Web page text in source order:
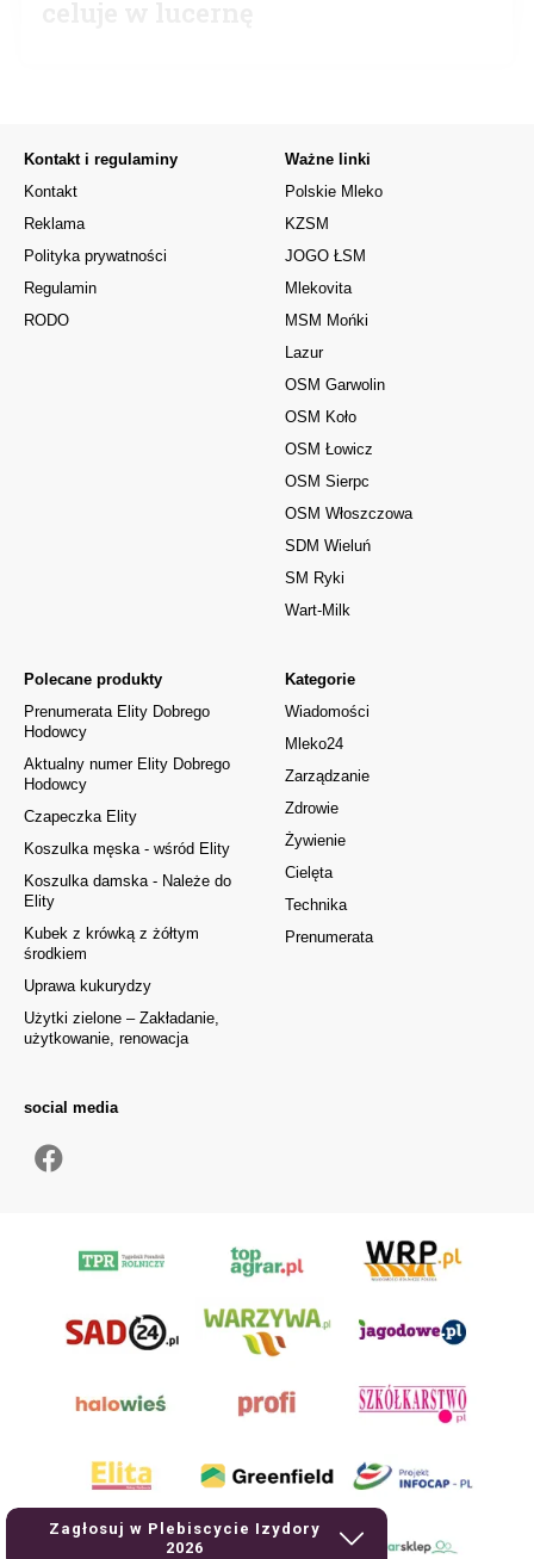
Zagłosuj w Plebiscycie Izydory
2026
Kontakt i regulaminy
Kontakt
Reklama
Polityka prywatności
Regulamin
RODO
Kategorie
Wiadomości
Mleko24
Zarządzanie
Zdrowie
Żywienie
Cielęta
Technika
Prenumerata
Polecane produkty
Prenumerata Elity Dobrego
Hodowcy
Aktualny numer Elity Dobrego
Hodowcy
Czapeczka Elity
Koszulka męska - wśród Elity
Koszulka damska - Należe do
Elity
Kubek z krówką z żółtym
środkiem
Uprawa kukurydzy
Użytki zielone – Zakładanie,
użytkowanie, renowacja
Ważne linki
Polskie Mleko
KZSM
JOGO ŁSM
Mlekovita
MSM Mońki
Lazur
OSM Garwolin
OSM Koło
OSM Łowicz
OSM Sierpc
OSM Włoszczowa
SDM Wieluń
SM Ryki
Wart-Milk
social media